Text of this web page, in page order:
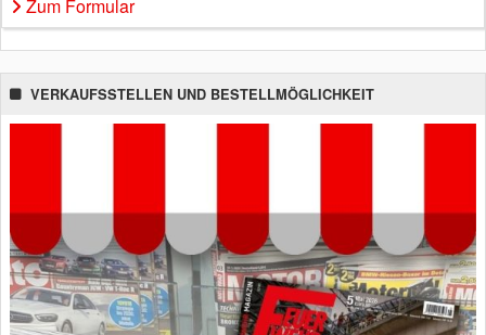
Zum Formular
VERKAUFSSTELLEN UND BESTELLMÖGLICHKEIT